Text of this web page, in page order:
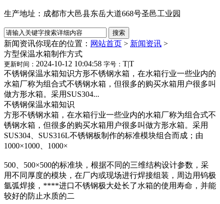
生产地址：成都市大邑县东岳大道668号圣邑工业园
新闻资讯你现在的位置： 网站首页 > 新闻资讯 >
方型保温水箱制作方式
更新时间： 2024-10-12 10:04:58 字号： T|T
不锈钢保温水箱知识方形不锈钢水箱，在水箱行业一些业内的
水箱厂称为组合式不锈钢水箱，但很多的购买水箱用户很多叫
做方形水箱。采用SUS304...
不锈钢保温水箱知识
方形不锈钢水箱，在水箱行业一些业内的水箱厂称为组合式不
锈钢水箱，但很多的购买水箱用户很多叫做方形水箱。采用
SUS304、SUS316L不锈钢板制作的标准模块组合而成；由
1000×1000、1000×
500、500×500的标准块，根据不同的三维结构设计参数，采
用不同厚度的模块，在厂内或现场进行焊接组装，周边用钨极
氩弧焊接，****进口不锈钢极大处长了水箱的使用寿命，并能
较好的防止水质的二